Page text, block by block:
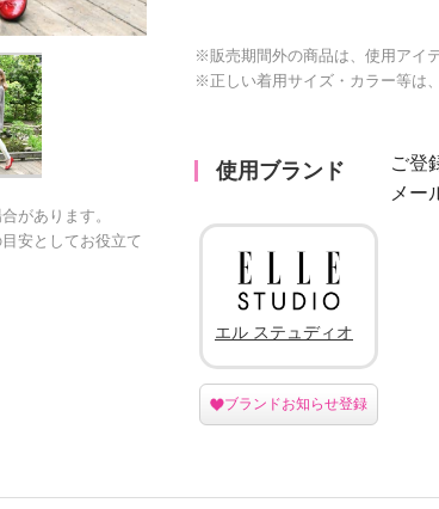
があります。
安としてお役立て
※販売期間外の商品は、使用アイ
※正しい着用サイズ・カラー等は
使用ブランド
ご登
メー
エル ステュディオ
ブランドお知らせ登録